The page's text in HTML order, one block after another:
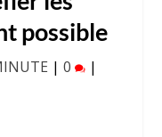
possible
| 0 |